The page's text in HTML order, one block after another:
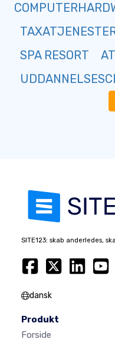
SPA RESORT
SITE123: skab anderledes,
dansk
Produkt
Forside